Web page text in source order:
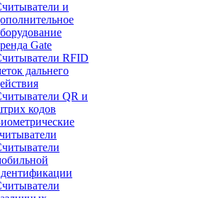
и
Gate
RFID
дальнего
QR и
кодов